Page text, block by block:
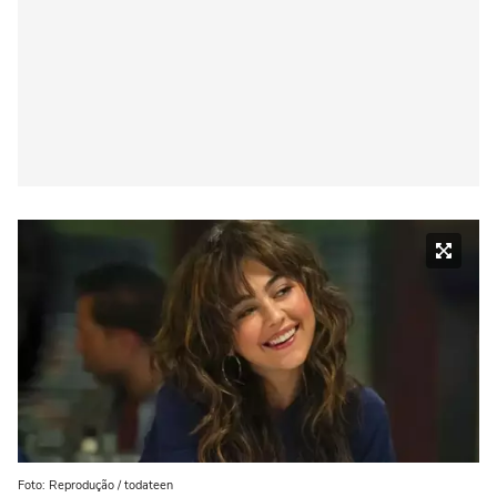
Foto: Reprodução / todateen